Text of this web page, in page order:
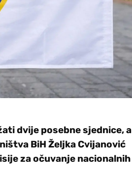
dvije posebne sjednice, a
BiH Željka Cvijanović
za očuvanje nacionalnih